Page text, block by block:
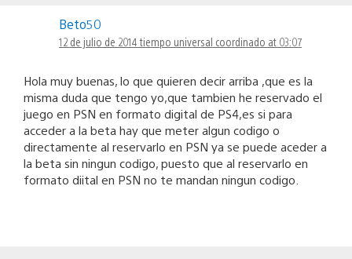
Beto50
12 de julio de 2014 tiempo universal coordinado at 03:07
Hola muy buenas, lo que quieren decir arriba ,que es la
misma duda que tengo yo,que tambien he reservado el
juego en PSN en formato digital de PS4,es si para
acceder a la beta hay que meter algun codigo o
directamente al reservarlo en PSN ya se puede aceder a
la beta sin ningun codigo, puesto que al reservarlo en
formato diital en PSN no te mandan ningun codigo.